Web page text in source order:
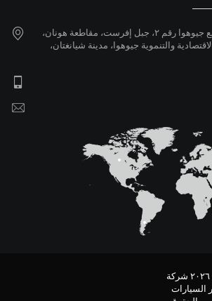
الطابق الثالث، مبنى مصنع جيوهوا رقم ٢، جبل إفرست، مقاطعة هونان،
والتنموية جيوهوا، مدينة شيانغتان،
حقوق الطبع والنشر © ٢٠٢٦ شركة
السيارات